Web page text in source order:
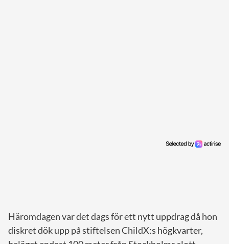
Häromdagen var det dags för ett nytt uppdrag då hon
diskret dök upp på stiftelsen ChildX:s högkvarter,